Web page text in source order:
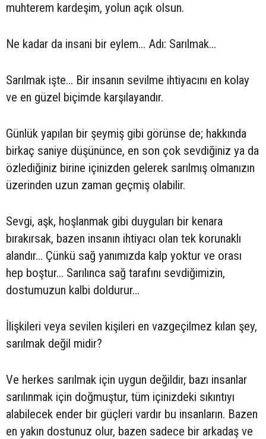
muhterem kardeşim, yolun açık olsun.
Ne kadar da insani bir eylem... Adı: Sarılmak...
Sarılmak işte... Bir insanın sevilme ihtiyacını en kolay
ve en güzel biçimde karşılayandır.
Günlük yapılan bir şeymiş gibi görünse de; hakkında
birkaç saniye düşününce, en son çok sevdiğiniz ya da
özlediğiniz birine içinizden gelerek sarılmış olmanızın
üzerinden uzun zaman geçmiş olabilir.
Sevgi, aşk, hoşlanmak gibi duyguları bir kenara
bırakırsak, bazen insanın ihtiyacı olan tek korunaklı
alandır... Çünkü sağ yanımızda kalp yoktur ve orası
hep boştur... Sarılınca sağ tarafını sevdiğimizin,
dostumuzun kalbi doldurur...
İlişkileri veya sevilen kişileri en vazgeçilmez kılan şey,
sarılmak değil midir?
Ve herkes sarılmak için uygun değildir, bazı insanlar
sarılınmak için doğmuştur, tüm içinizdeki sıkıntıyı
alabilecek ender bir güçleri vardır bu insanların. Bazen
en yakın dostunuz olur, bazen sadece bir arkadaş ve